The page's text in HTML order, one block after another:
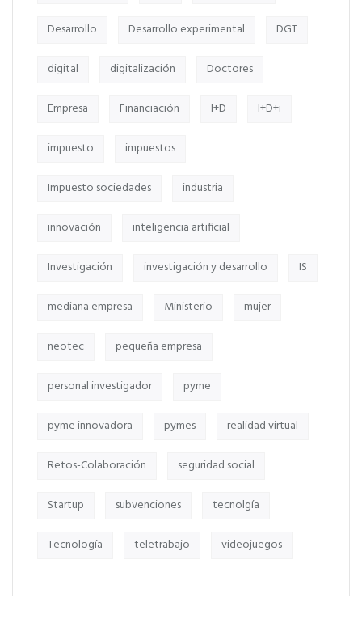
Desarrollo Desarrollo experimental DGT
digital digitalización Doctores
Empresa Financiación I+D I+D+i
impuesto impuestos
Impuesto sociedades industria
innovación inteligencia artificial
Investigación investigación y desarrollo IS
mediana empresa Ministerio mujer
neotec pequeña empresa
personal investigador pyme
pyme innovadora pymes realidad virtual
Retos-Colaboración seguridad social
Startup subvenciones tecnolgía
Tecnología teletrabajo videojuegos